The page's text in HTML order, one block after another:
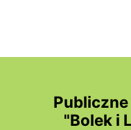
"Bolek i